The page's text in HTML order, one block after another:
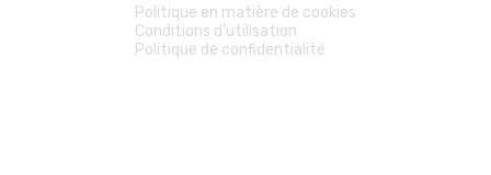
Politique en matière de cookies
Conditions d'utilisation
Politique de confidentialité